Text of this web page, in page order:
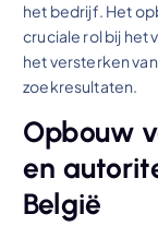
het bedrijf. Het
cruciale rol bij het
het versterken
zoekresultaten.
Opbouw
en
België